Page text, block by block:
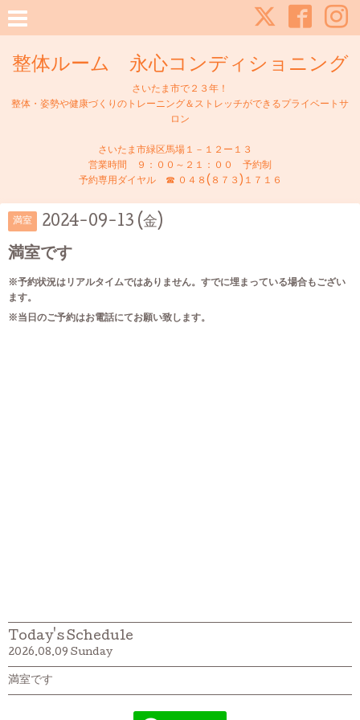
整体ルーム 永心コンディショニング
さいたま市で２３年！
整体・姿勢や健康づくりのトレーニング＆ストレッチができるプライベートサ
ロン
さいたま市緑区馬場１－１２ー１３
営業時間 ９：００～２１：００ 予約制
予約専用ダイヤル ☎ ０４８(８７３)１７１６
満室 2024-09-13 (金)
満室です
※予約状況はリアルタイムではありません。すでに埋まっている場合もござい
ます。
※当日のご予約はお電話にてお願い致します。
Today's Schedule
2026.08.09 Sunday
満室です